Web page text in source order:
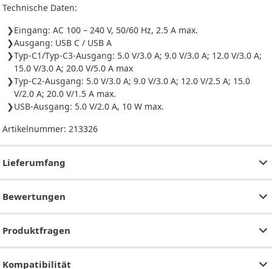
Technische Daten:
Eingang: AC 100 – 240 V, 50/60 Hz, 2.5 A max.
Ausgang: USB C / USB A
Typ-C1/Typ-C3-Ausgang: 5.0 V/3.0 A; 9.0 V/3.0 A; 12.0 V/3.0 A;
15.0 V/3.0 A; 20.0 V/5.0 A max
Typ-C2-Ausgang: 5.0 V/3.0 A; 9.0 V/3.0 A; 12.0 V/2.5 A; 15.0
V/2.0 A; 20.0 V/1.5 A max.
USB-Ausgang: 5.0 V/2.0 A, 10 W max.
Artikelnummer: 213326
Lieferumfang
Bewertungen
Produktfragen
Kompatibilität